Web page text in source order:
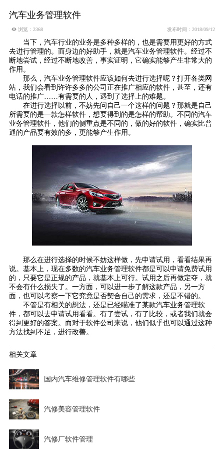
汽车业务管理软件
 浏览：2368 发布时间：2018/09/12
当下，汽车行业的业务是多种多样的，也是需要用更好的方式
去进行管理的。而身边的好助手，就是汽车业务管理软件。经过不
断地尝试，经过不断地改善，事实证明，它确实能够产生非常大的
作用。
那么， 汽车业务管理软件应该如何去进行选择呢？打开各类网
站，我们会看到许许多多的公司正在推广相应的软件，甚至，还有
电话的推广……有需要的人，遇到了选择上的难题。
在进行选择以前，不妨先问自己一个这样的问题？那就是自己
所需要的是一款怎样软件，想要得到的是怎样的帮助。不同的汽车
业务管理软件，他们的侧重点是不同的，做的好的软件，确实比普
通的产品要有效的多，更能够产生作用。
那么在进行选择的时候不妨这样做，先申请试用，看看结果再
说。基本上，现在多数的汽车业务管理软件都是可以申请免费试用
的，只要它是正规的产品，就基本上可行。试用之后再做定夺，就
不会有什么损失了。一方面，可以进一步了解这款产品，另一方
面，也可以考察一下它究竟是否契合自己的需求，还是不错的。
不管是有相关的想法，还是已经瞄准了某款汽车业务管理软
件，都可以去申请试用看看。有了尝试，有了比较，或者我们就会
得到更好的答案。而对于软件公司来说，他们似乎也可以通过这种
方法找到不足，进行改善。
相关文章
国内汽车维修管理软件有哪些
汽修美容管理软件
汽修厂软件管理